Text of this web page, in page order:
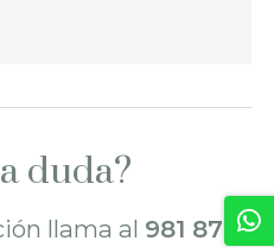
duda?
llama al 981 872